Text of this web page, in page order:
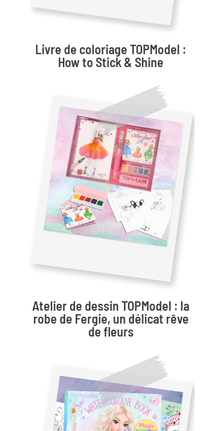
Livre de coloriage TOPModel :
How to Stick & Shine
Atelier de dessin TOPModel : la
robe de Fergie, un délicat rêve
de fleurs